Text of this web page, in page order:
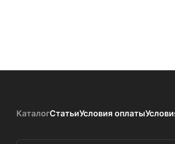
КаталогСтатьиУсловия оплаты